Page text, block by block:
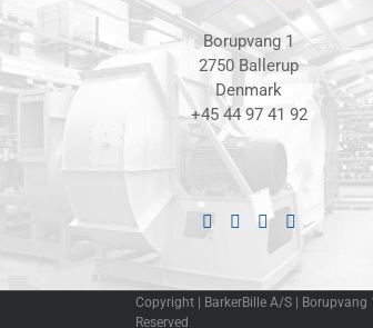
Borupvang 1
2750 Ballerup
Denmark
+45 44 97 41 92
Copyright | BarkerBille A/S |
Reserved